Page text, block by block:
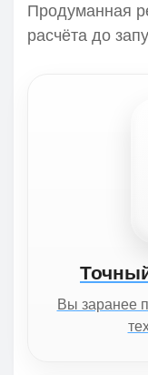
Продуманная
расчёта до
Вы заранее